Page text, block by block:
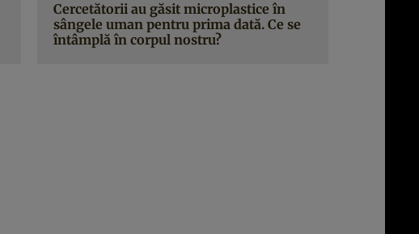
Cercetătorii au găsit microplastice în
sângele uman pentru prima dată. Ce se
întâmplă în corpul nostru?